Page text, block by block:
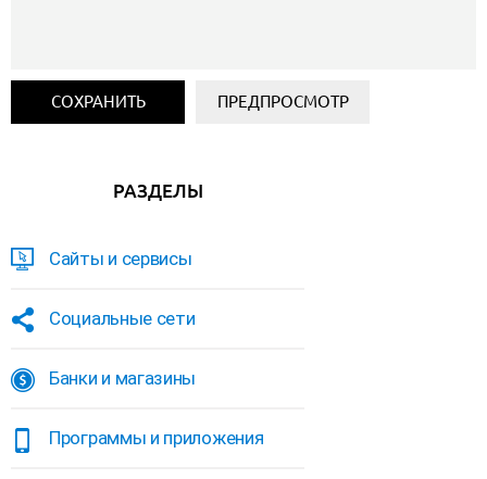
РАЗДЕЛЫ
Сайты и сервисы
Социальные сети
Банки и магазины
Программы и приложения